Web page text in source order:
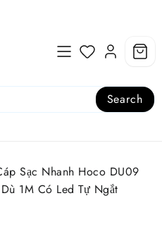
Search
Sạc Nhanh Hoco DU09
1M Có Led Tự Ngắt